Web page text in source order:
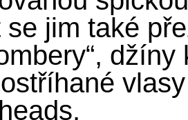
jim také